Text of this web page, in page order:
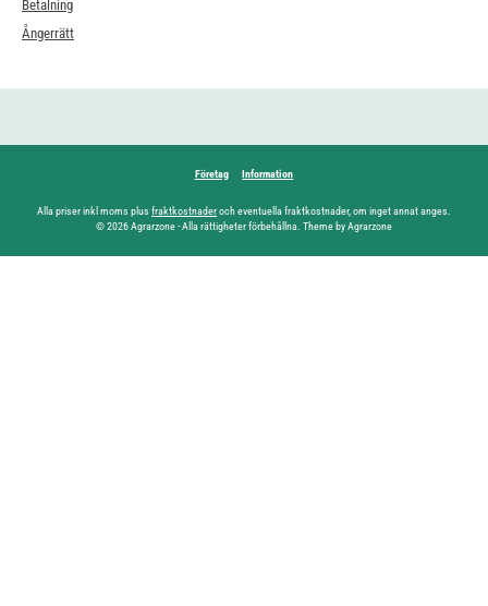
Betalning
Ångerrätt
Företag Information
Alla priser inkl moms plus fraktkostnaderoch eventuella fraktkostnader, om inget annat anges.
© 2026 Agrarzone - Alla rättigheter förbehållna. Theme by Agrarzone